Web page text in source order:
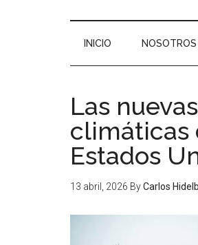
INICIO NOSOTROS
Las
climáticas
Estados
13 abril, 2026 ByCarlos